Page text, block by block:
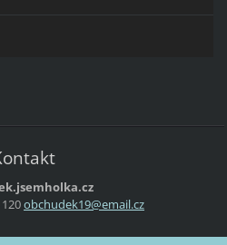
obchudek19@email.cz